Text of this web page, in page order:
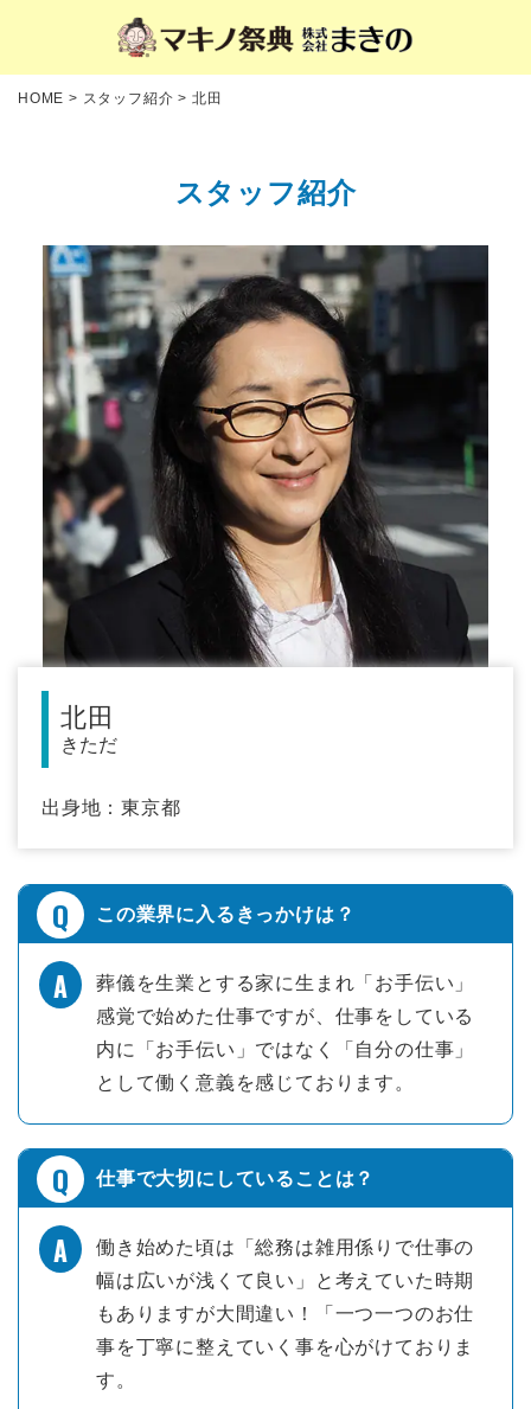
HOME > スタッフ紹介 > 北田
スタッフ紹介
北田
きただ
出身地：東京都
この業界に入るきっかけは？
葬儀を生業とする家に生まれ「お手伝い」
感覚で始めた仕事ですが、仕事をしている
内に「お手伝い」ではなく「自分の仕事」
として働く意義を感じております。
仕事で大切にしていることは？
働き始めた頃は「総務は雑用係りで仕事の
幅は広いが浅くて良い」と考えていた時期
もありますが大間違い！「一つ一つのお仕
事を丁寧に整えていく事を心がけておりま
す。